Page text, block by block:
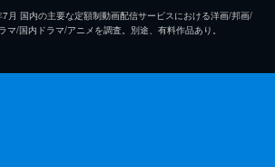
⽉ 国内の主要な定額制動画配信サービスにおける洋画/邦画/
マ/国内ドラマ/アニメを調査。別途、有料作品あり。